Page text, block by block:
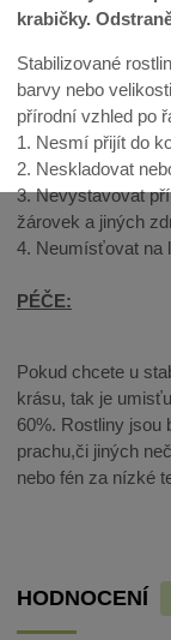
krabičky.
Stabilizované
barvy nebo
přírodní vzhled po
1. Nesmí přijít do
2. Neskladovat
3. Nevystavovat
žárovek a jiných
4. Neumísťovat na
PÉČE:
Pokud chcete u
krásu, tak je
60%. Rostliny jsou
prachu,či jiných
nebo fén za nízké
HODNOCENÍ